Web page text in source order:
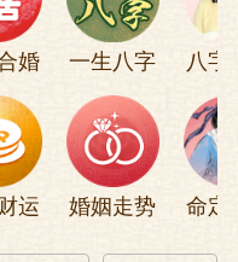
婚 一生八字 八字
运 婚姻走势 命定